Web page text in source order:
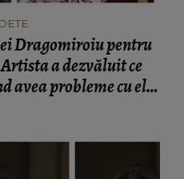
Dragomiroiu pentru
a dezvăluit ce
avea probleme cu el: